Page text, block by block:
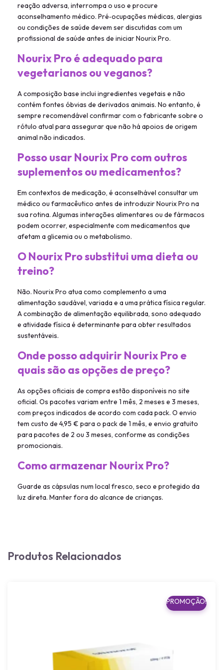
reação adversa, interrompa o uso e procure
aconselhamento médico. Pré‑ocupações médicas, alergias
ou condições de saúde devem ser discutidas com um
profissional de saúde antes de iniciar Nourix Pro.
Nourix Pro é adequado para
vegetarianos ou veganos?
A composição base inclui ingredientes vegetais e não
contém fontes óbvias de derivados animais. No entanto, é
sempre recomendável confirmar com o fabricante sobre o
rótulo atual para assegurar que não há apoios de origem
animal não indicados.
Posso usar Nourix Pro com outros
suplementos ou medicamentos?
Em contextos de medicação, é aconselhável consultar um
médico ou farmacêutico antes de introduzir Nourix Pro na
sua rotina. Algumas interações alimentares ou de fármacos
podem ocorrer, especialmente com medicamentos que
afetam a glicemia ou o metabolismo.
O Nourix Pro substitui uma dieta ou
treino?
Não. Nourix Pro atua como complemento a uma
alimentação saudável, variada e a uma prática física regular.
A combinação de alimentação equilibrada, sono adequado
e atividade física é determinante para obter resultados
sustentáveis.
Onde posso adquirir Nourix Pro e
quais são as opções de preço?
As opções oficiais de compra estão disponíveis no site
oficial. Os pacotes variam entre 1 mês, 2 meses e 3 meses,
com preços indicados de acordo com cada pack. O envio
tem custo de 4,95 € para o pack de 1 mês, e envio gratuito
para pacotes de 2 ou 3 meses, conforme as condições
promocionais.
Como armazenar Nourix Pro?
Guarde as cápsulas num local fresco, seco e protegido da
luz direta. Manter fora do alcance de crianças.
Produtos Relacionados
PROMOÇÃO!